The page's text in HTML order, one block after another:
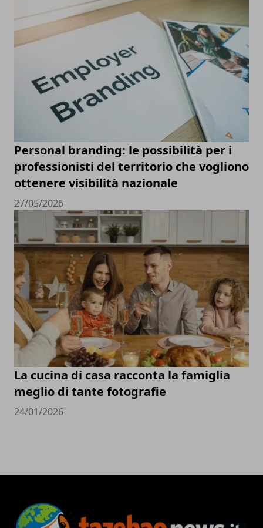
Personal branding: le possibilità per i
professionisti del territorio che vogliono
ottenere visibilità nazionale
27/05/2026
La cucina di casa racconta la famiglia
meglio di tante fotografie
24/01/2026